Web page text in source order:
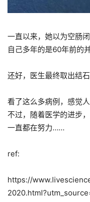
一直以来，她以为空肠
自己多年的是60年前的并
还好，医生最终取出结
看了这么多病例，感觉
不过，随着医学的进步
一直都在努力……
ref:
https://